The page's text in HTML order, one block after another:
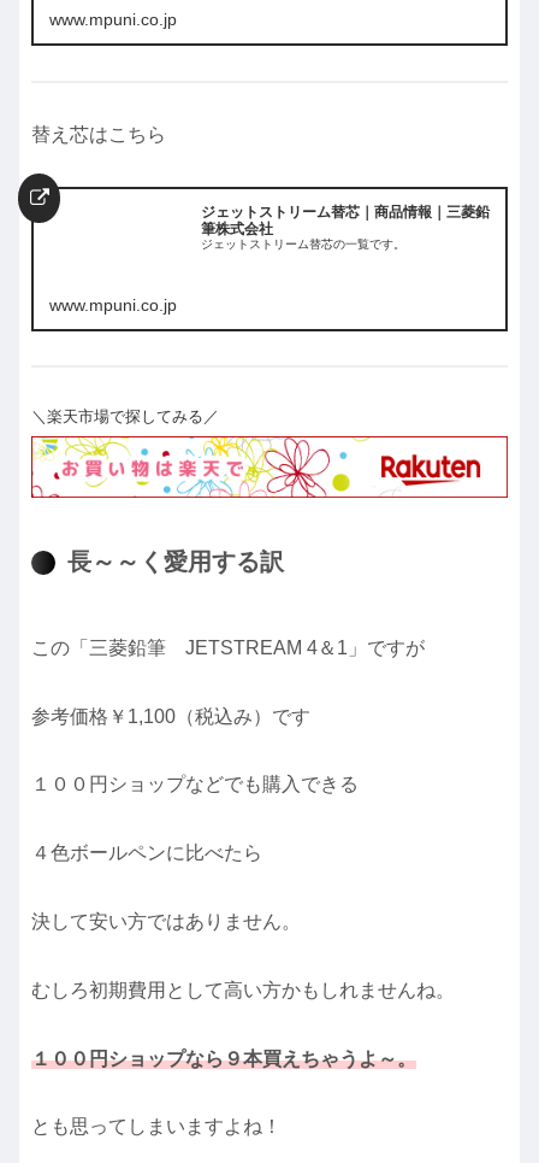
www.mpuni.co.jp
替え芯はこちら
ジェットストリーム替芯｜商品情報｜三菱鉛
筆株式会社
ジェットストリーム替芯の一覧です。
www.mpuni.co.jp
＼楽天市場で探してみる／
長～～く愛用する訳
この「三菱鉛筆 JETSTREAM 4＆1」ですが
参考価格￥1,100（税込み）です
１００円ショップなどでも購入できる
４色ボールペンに比べたら
決して安い方ではありません。
むしろ初期費用として高い方かもしれませんね。
１００円ショップなら９本買えちゃうよ～。
とも思ってしまいますよね！